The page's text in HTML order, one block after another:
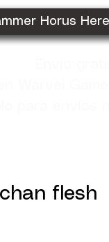
Horus
flesh